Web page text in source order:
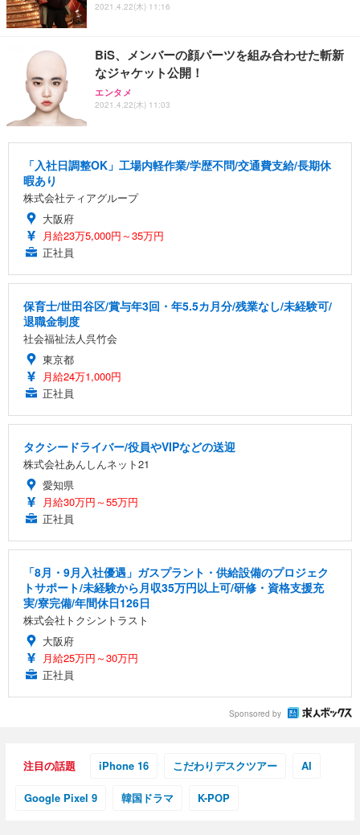
2021.4.22(木) 11:16
BiS、メンバーの顔パーツを組み合わせた斬新
なジャケット公開！
エンタメ
2021.4.22(木) 11:03
「入社日調整OK」工場内軽作業/学歴不問/交通費支給/長期休
暇あり
株式会社ティアグループ
大阪府
月給23万5,000円～35万円
正社員
保育士/世田谷区/賞与年3回・年5.5カ月分/残業なし/未経験可/
退職金制度
社会福祉法人呉竹会
東京都
月給24万1,000円
正社員
タクシードライバー/役員やVIPなどの送迎
株式会社あんしんネット21
愛知県
月給30万円～55万円
正社員
「8月・9月入社優遇」ガスプラント・供給設備のプロジェク
トサポート/未経験から月収35万円以上可/研修・資格支援充
実/寮完備/年間休日126日
株式会社トクシントラスト
大阪府
月給25万円～30万円
正社員
Sponsored by
注目の話題 iPhone 16 こだわりデスクツアー AI
Google Pixel 9 韓国ドラマ K-POP